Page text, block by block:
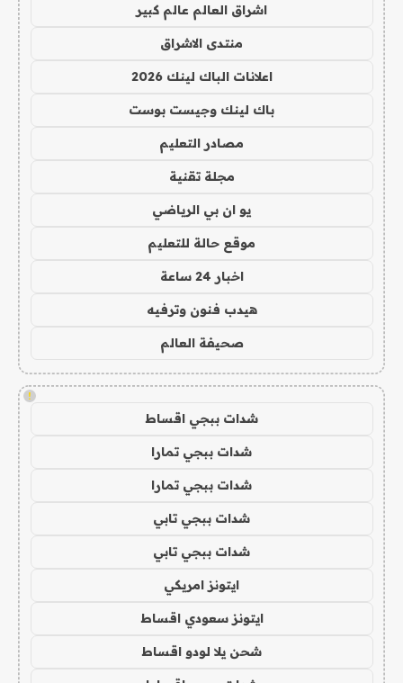
اشراق العالم عالم كبير
منتدى الاشراق
اعلانات الباك لينك 2026
باك لينك وجيست بوست
مصادر التعليم
مجلة تقنية
يو ان بي الرياضي
موقع حالة للتعليم
اخبار 24 ساعة
هيدب فنون وترفيه
صحيفة العالم
!
شدات ببجي اقساط
شدات ببجي تمارا
شدات ببجي تمارا
شدات ببجي تابي
شدات ببجي تابي
ايتونز امريكي
ايتونز سعودي اقساط
شحن يلا لودو اقساط